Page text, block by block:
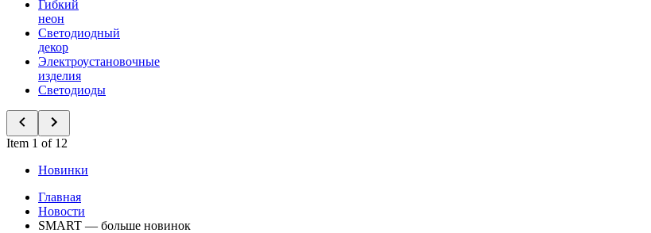
Гибкий
неон
Светодиодный
декор
Электроустановочные
изделия
Светодиоды
Item 1 of 12
Новинки
Главная
Новости
SMART — больше новинок